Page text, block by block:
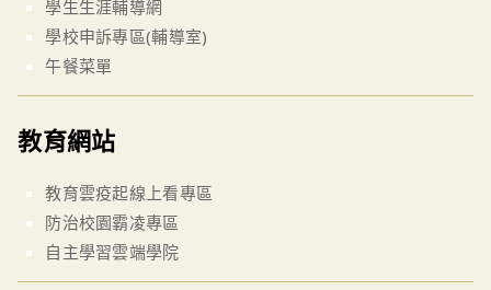
學生生涯輔導網
學校申訴專區(輔導室)
午餐菜單
教育網站
教育雲疫起線上看專區
防治校園霸凌專區
自主學習雲端學院